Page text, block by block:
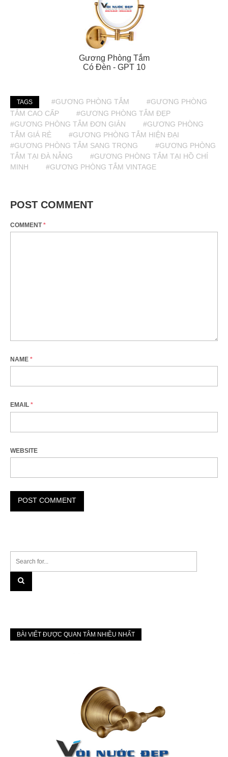
Gương Phòng Tắm
Có Đèn - GPT 10
TAGS #GƯƠNG PHÒNG TẮM
#GƯƠNG PHÒNG
TẮM CAO CẤP
#GƯƠNG PHÒNG TẮM ĐẸP
#GƯƠNG PHÒNG TẮM ĐƠN GIẢN
#GƯƠNG PHÒNG
TẮM GIÁ RẺ
#GƯƠNG PHÒNG TẮM HIỆN ĐẠI
#GƯƠNG PHÒNG TẮM SANG TRỌNG
#GƯƠNG PHÒNG
TẮM TẠI ĐÀ NẴNG
#GƯƠNG PHÒNG TẮM TẠI HỒ CHÍ
MINH
#GƯƠNG PHÒNG TẮM VINTAGE
POST COMMENT
COMMENT*
NAME *
EMAIL *
WEBSITE
BÀI VIẾT ĐƯỢC QUAN TÂM NHIỀU NHẤT